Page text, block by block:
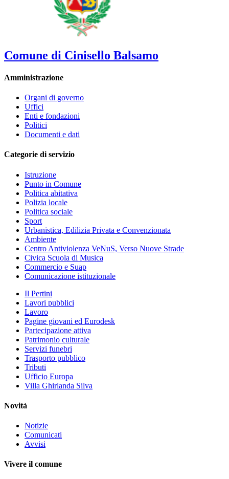
Comune di Cinisello Balsamo
Amministrazione
Organi di governo
Uffici
Enti e fondazioni
Politici
Documenti e dati
Categorie di servizio
Istruzione
Punto in Comune
Politica abitativa
Polizia locale
Politica sociale
Sport
Urbanistica, Edilizia Privata e Convenzionata
Ambiente
Centro Antiviolenza VeNuS, Verso Nuove Strade
Civica Scuola di Musica
Commercio e Suap
Comunicazione istituzionale
Il Pertini
Lavori pubblici
Lavoro
Pagine giovani ed Eurodesk
Partecipazione attiva
Patrimonio culturale
Servizi funebri
Trasporto pubblico
Tributi
Ufficio Europa
Villa Ghirlanda Silva
Novità
Notizie
Comunicati
Avvisi
Vivere il comune